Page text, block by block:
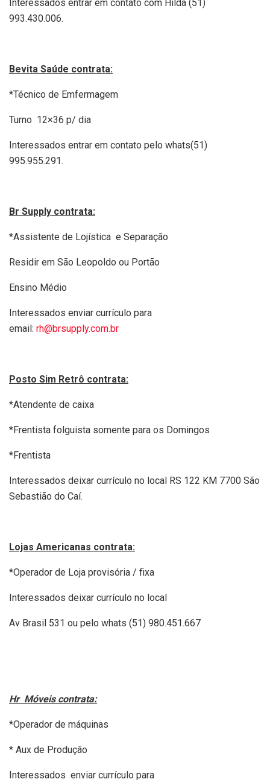
Interessados entrar em contato com Hilda (51)
993.430.006.
Bevita Saúde contrata:
*Técnico de Emfermagem
Turno 12×36 p/ dia
Interessados entrar em contato pelo whats(51)
995.955.291.
Br Supply contrata:
*Assistente de Lojística e Separação
Residir em São Leopoldo ou Portão
Ensino Médio
Interessados enviar currículo para
email: rh@brsupply.com.br
Posto Sim Retrô contrata:
*Atendente de caixa
*Frentista folguista somente para os Domingos
*Frentista
Interessados deixar currículo no local RS 122 KM 7700 São
Sebastião do Caí.
Lojas Americanas contrata:
*Operador de Loja provisória / fixa
Interessados deixar currículo no local
Av Brasil 531 ou pelo whats (51) 980.451.667
Hr Móveis contrata:
*Operador de máquinas
* Aux de Produção
Interessados enviar currículo para